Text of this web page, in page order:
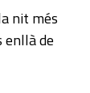
nit més
enllà de